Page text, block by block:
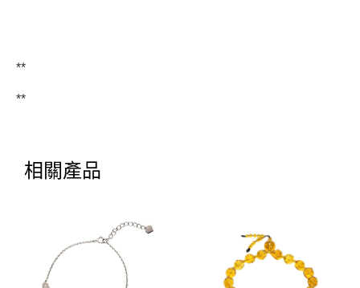
**
**
相關產品